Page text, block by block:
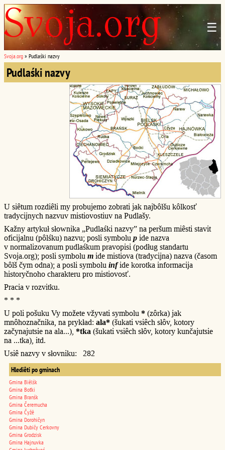
☰
Svoja.org » Pudlaśki nazvy
Pudlaśki nazvy
U siêtum rozdiêli my probujemo zobrati jak najbôlšu kôlkosť
tradycijnych nazvuv mistiovostiuv na Pudlašy.
Kažny artykuł słownika „Pudlaśki nazvy” na peršum miêsti stavit
oficijalnu (pôlśku) nazvu; posli symbolu p ide nazva
v normalizovanum pudlaśkum pravopisi (podług standartu
Svoja.org); posli symbolu m ide mistiova (tradycijna) nazva (časom
bôlš čym odna); a posli symbolu infide korotka informacija
historyčnoho charakteru pro mistiovosť.
Pracia v rozvitku.
* * *
U poli pošuku Vy možete vžyvati symbolu * (zôrka) jak
mnôhoznačnika, na prykład: ala* (šukati vsiêch słôv, kotory
začynajutsie na ala...), *tka (šukati vsiêch słôv, kotory kunčajutsie
na ...tka), itd.
Usiê nazvy v słovniku: 282
Hlediêti po gminach
Gmina Biêlśk
Gmina Boťki
Gmina Branśk
Gmina Čeremucha
Gmina Čyžê
Gmina Dorohičyn
Gmina Dubičy Cerkovny
Gmina Grodzisk
Gmina Hajnuvka